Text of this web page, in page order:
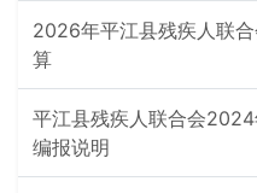
2026年平江县残疾人联
算
平江县残疾人联合会
编报说明